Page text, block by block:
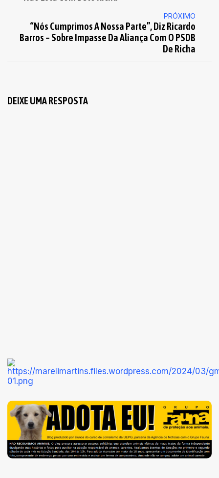
PRÓXIMO
“Nós Cumprimos A Nossa Parte”, Diz Ricardo
Barros – Sobre Impasse Da Aliança Com O PSDB
De Richa
DEIXE UMA RESPOSTA